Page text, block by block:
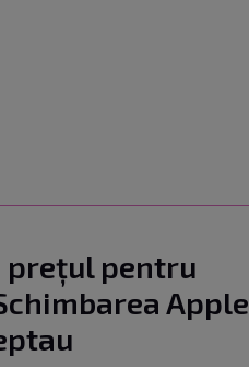
prețul pentru
Apple